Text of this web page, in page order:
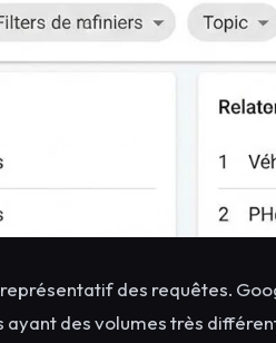
représentatif des requêtes.
des volumes très